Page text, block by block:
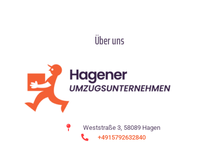
Über uns
Weststraße 3, 58089 Hagen
+4915792632840